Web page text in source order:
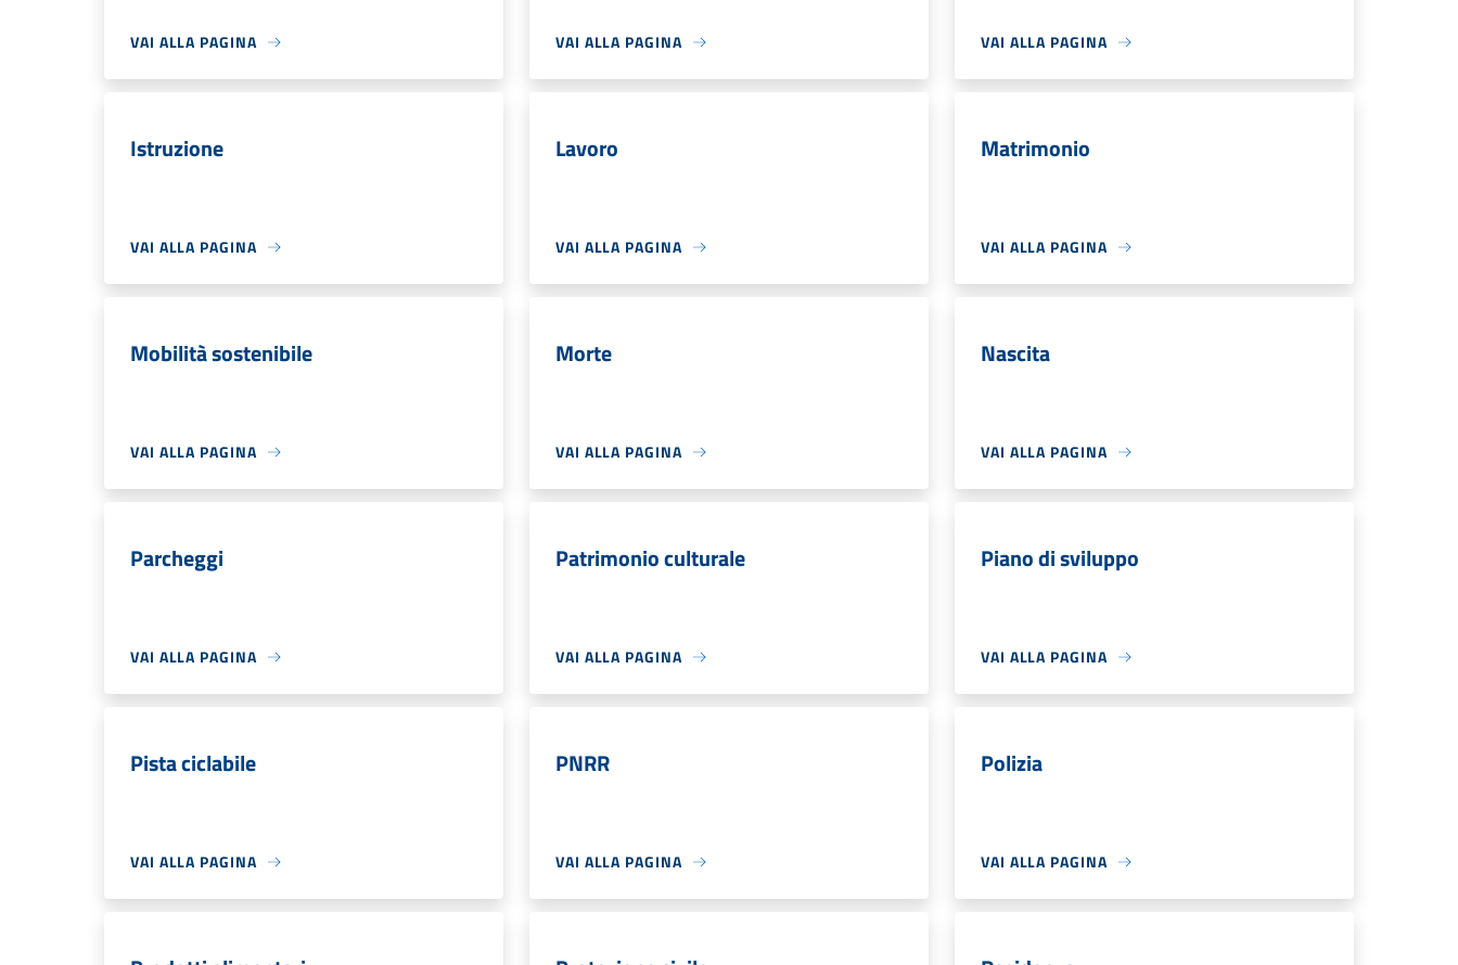
VAI ALLA PAGINA VAI ALLA PAGINA VAI ALLA PAGINA
Istruzione
VAI ALLA PAGINA
Lavoro
VAI ALLA PAGINA
Matrimonio
VAI ALLA PAGINA
Mobilità sostenibile
VAI ALLA PAGINA
Morte
VAI ALLA PAGINA
Nascita
VAI ALLA PAGINA
Parcheggi
VAI ALLA PAGINA
Patrimonio culturale
VAI ALLA PAGINA
Piano di sviluppo
VAI ALLA PAGINA
Pista ciclabile
VAI ALLA PAGINA
PNRR
VAI ALLA PAGINA
Polizia
VAI ALLA PAGINA